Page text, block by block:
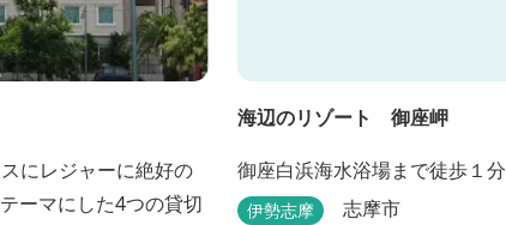
にレジャーに絶好の
ーマにした4つの貸切
海辺のリゾート 御座岬
御座白浜海水浴場まで徒歩１分
伊勢志摩 志摩市